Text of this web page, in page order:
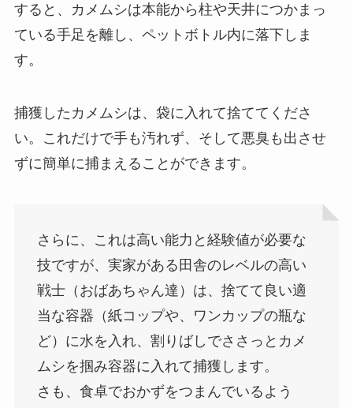
すると、カメムシは本能から柱や天井につかまっ
ている手足を離し、ペットボトル内に落下しま
す。
捕獲したカメムシは、袋に入れて捨ててくださ
い。これだけで手も汚れず、そして悪臭も出させ
ずに簡単に捕まえることができます。
さらに、これは高い能力と経験値が必要な
技ですが、実家がある田舎のレベルの高い
戦士（おばあちゃん達）は、捨てて良い適
当な容器（紙コップや、ワンカップの瓶な
ど）に水を入れ、割りばしでささっとカメ
ムシを掴み容器に入れて捕獲します。
さも、食卓でおかずをつまんでいるよう